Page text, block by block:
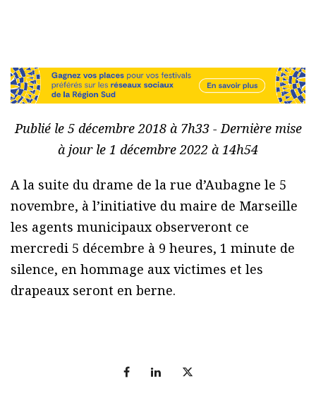
Publié le 5 décembre 2018 à 7h33 - Dernière mise
à jour le 1 décembre 2022 à 14h54
A la suite du drame de la rue d’Aubagne le 5
novembre, à l’initiative du maire de Marseille
les agents municipaux observeront ce
mercredi 5 décembre à 9 heures, 1 minute de
silence, en hommage aux victimes et les
drapeaux seront en berne.